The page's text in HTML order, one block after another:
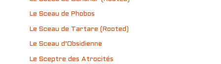
Le Sceau de Phobos
Le Sceau de Tartare (Rooted)
Le Sceau d’Obsidienne
Le Sceptre des Atrocités